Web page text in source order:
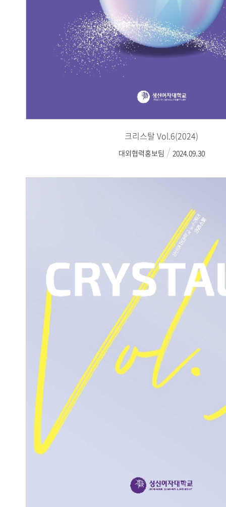
크리스탈 Vol.6(2024)
대외협력홍보팀 2024.09.30